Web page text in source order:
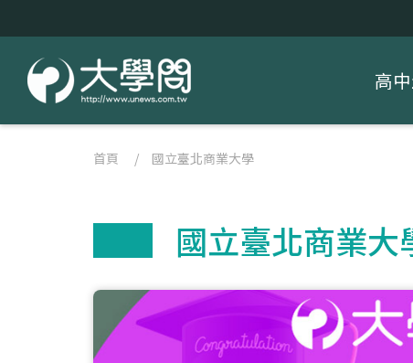
高
首頁 / 國立臺北商業大學
國立臺北商業大